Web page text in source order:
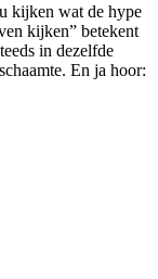
kijken wat de hype
kijken” betekent
in dezelfde
En ja hoor: